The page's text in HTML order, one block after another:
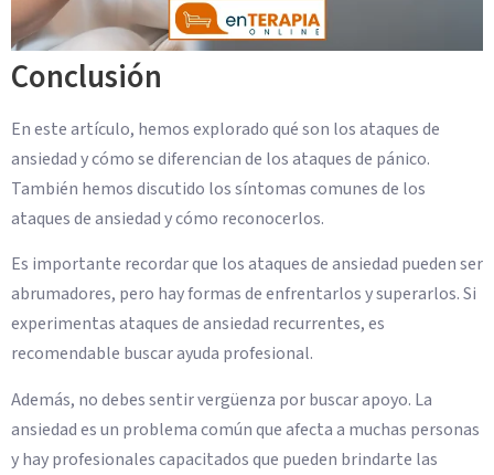
Conclusión
En este artículo, hemos explorado qué son los ataques de
ansiedad y cómo se diferencian de los ataques de pánico.
También hemos discutido los síntomas comunes de los
ataques de ansiedad y cómo reconocerlos.
Es importante recordar que los ataques de ansiedad pueden ser
abrumadores, pero hay formas de enfrentarlos y superarlos. Si
experimentas ataques de ansiedad recurrentes, es
recomendable buscar ayuda profesional.
Además, no debes sentir vergüenza por buscar apoyo. La
ansiedad es un problema común que afecta a muchas personas
y hay profesionales capacitados que pueden brindarte las